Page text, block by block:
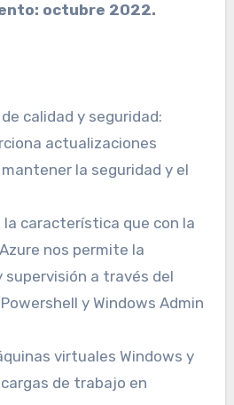
octubre 2022.
calidad y seguridad:
actualizaciones
la seguridad y el
la característica que con la
nos permite la
supervisión a través del
y Windows Admin
virtuales Windows y
de trabajo en